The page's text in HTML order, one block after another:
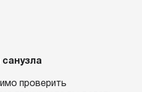
проверить